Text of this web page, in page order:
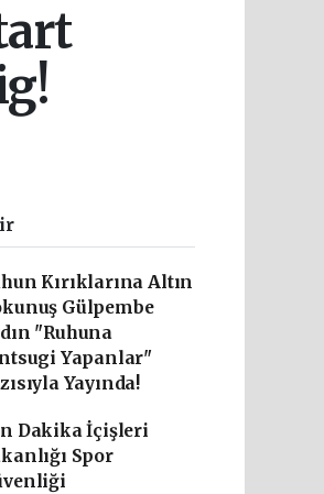
Kırıklarına Altın
Gülpembe
"Ruhuna
Yapanlar"
Yayında!
Dakika İçişleri
Spor